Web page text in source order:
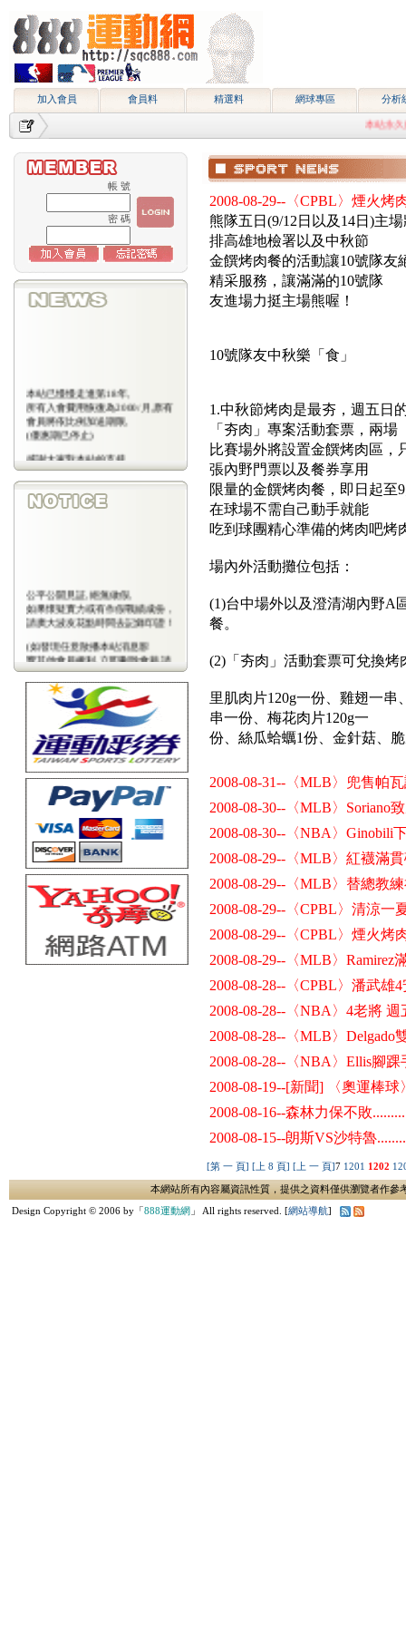
加入會員 會員料 精選料 網球專區 分析
本站永久網
帳 號
密 碼
本站已慢慢走進第18年,
所有入會費用恢復為2000/月,原有
會員將依比例加送期限,
(優惠期已停止)
感謝大家對本站的支持
(包年優惠期已停止)
公平公開見証,絕無做假,
如果懷疑實力或有作假戰績成份，
請廣大波友花點時間去記錄印證！
(如發現任意散播本站消息影
響其他會員權利,立即刪除會藉,請
會
員注意)
2008-08-29--〈CPBL〉煙火烤
熊隊五日(9/12日以及14日)主
排高雄地檢署以及中秋節
金饌烤肉餐的活動讓10號隊友
精采服務，讓滿滿的10號隊
友進場力挺主場熊喔！
10號隊友中秋樂「食」
1.中秋節烤肉是最夯，週五日
「夯肉」專案活動套票，兩場
比賽場外將設置金饌烤肉區，
張內野門票以及餐券享用
限量的金饌烤肉餐，即日起至
在球場不需自己動手就能
吃到球團精心準備的烤肉吧烤
場內外活動攤位包括：
(1)台中場外以及澄清湖內野A
餐。
(2)「夯肉」活動套票可兌換烤
里肌肉片120g一份、雞翅一
串一份、梅花肉片120g一
份、絲瓜蛤蠣1份、金針菇、
2008-08-31--〈MLB〉兜售帕
2008-08-30--〈MLB〉Soriano
2008-08-30--〈NBA〉Ginobili
2008-08-29--〈MLB〉紅襪滿
2008-08-29--〈MLB〉替總教
2008-08-29--〈CPBL〉清涼一
2008-08-29--〈CPBL〉煙火烤
2008-08-29--〈MLB〉Ramirez
2008-08-28--〈CPBL〉潘武雄
2008-08-28--〈NBA〉4老將 週
2008-08-28--〈MLB〉
2008-08-28--〈NBA〉Ellis腳
2008-08-19--[新聞] 〈奧運棒
2008-08-16--森林力保不敗
2008-08-15--朗斯VS沙特魯
[第 一 頁] [上 8 頁] [上 一 頁]7 1201 1202
本網站所有內容屬資訊性質，提供之資料僅供瀏覽者作
Design Copyright © 2006 by「888運動網 」 All rights reserved. [網站導航]